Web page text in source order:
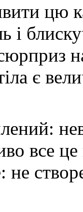
цю
і
є
все
не